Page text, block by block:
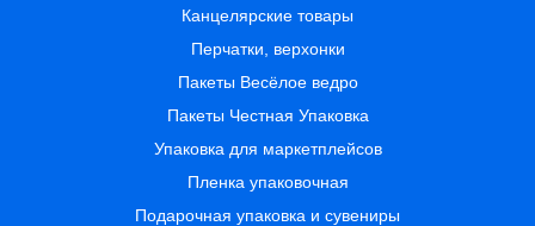
Канцелярские товары
Перчатки, верхонки
Пакеты Весёлое ведро
Пакеты Честная Упаковка
Упаковка для маркетплейсов
Пленка упаковочная
Подарочная упаковка и сувениры